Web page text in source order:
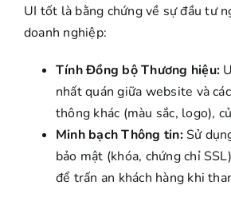
UI tốt là bằng chứng về sự đầu tư
doanh nghiệp:
Tính Đồng bộ Thương hiệu:
nhất quán giữa website và
thông khác (màu sắc, logo),
Minh bạch Thông tin:Sử
bảo mật (khóa, chứng chỉ
để trấn an khách hàng khi